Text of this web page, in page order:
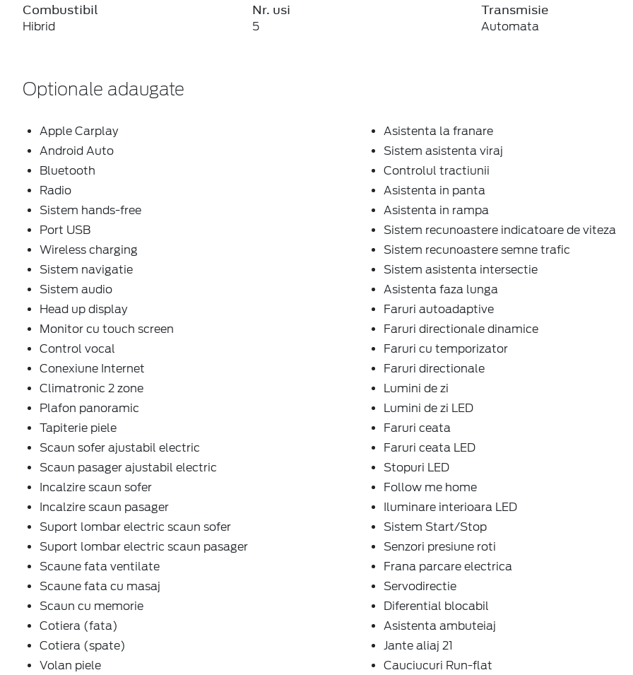
Combustibil
Hibrid
Nr. usi
5
Transmisie
Automata
Optionale adaugate
Apple Carplay
Android Auto
Bluetooth
Radio
Sistem hands-free
Port USB
Wireless charging
Sistem navigatie
Sistem audio
Head up display
Monitor cu touch screen
Control vocal
Conexiune Internet
Climatronic 2 zone
Plafon panoramic
Tapiterie piele
Scaun sofer ajustabil electric
Scaun pasager ajustabil electric
Incalzire scaun sofer
Incalzire scaun pasager
Suport lombar electric scaun sofer
Suport lombar electric scaun pasager
Scaune fata ventilate
Scaune fata cu masaj
Scaun cu memorie
Cotiera (fata)
Cotiera (spate)
Volan piele
Asistenta la franare
Sistem asistenta viraj
Controlul tractiunii
Asistenta in panta
Asistenta in rampa
Sistem recunoastere indicatoare de viteza
Sistem recunoastere semne trafic
Sistem asistenta intersectie
Asistenta faza lunga
Faruri autoadaptive
Faruri directionale dinamice
Faruri cu temporizator
Faruri directionale
Lumini de zi
Lumini de zi LED
Faruri ceata
Faruri ceata LED
Stopuri LED
Follow me home
Iluminare interioara LED
Sistem Start/Stop
Senzori presiune roti
Frana parcare electrica
Servodirectie
Diferential blocabil
Asistenta ambuteiaj
Jante aliaj 21
Cauciucuri Run-flat